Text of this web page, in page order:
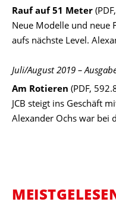
Rauf auf 51 Meter
Neue Modelle und neue
aufs nächste Level.
Juli/August 2019 –
Am Rotieren (PDF,
JCB steigt ins Geschäft
Alexander Ochs war bei